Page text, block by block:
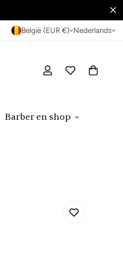
België (EUR €) Nederlands
Barber en shop